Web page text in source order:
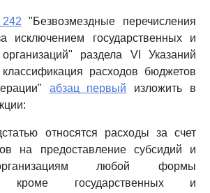
242 "Безвозмездные перечисления
исключением государственных и
раздела VI Указаний
расходов бюджетов
абзац первый изложить в
относятся расходы за счет
на предоставление субсидий и
любой формы
кроме государственных и